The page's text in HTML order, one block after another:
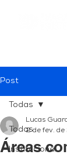
Post
Todas
Institucional
Todas
Áreas
Lucas
2 de fev.